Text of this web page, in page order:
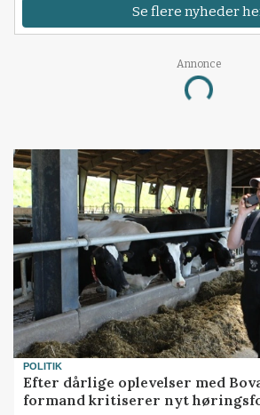
Se flere nyheder
Annonce
Loading...
POLITIK
Efter dårlige oplevelser med
formand kritiserer nyt